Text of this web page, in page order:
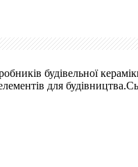
будівельної
для